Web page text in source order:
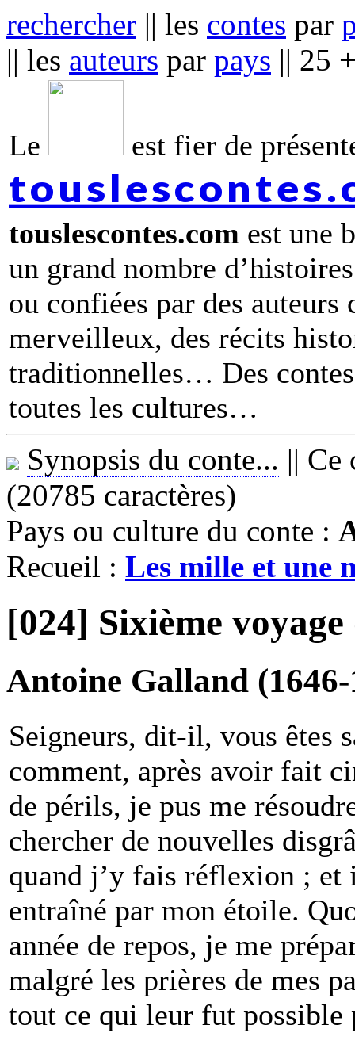
rechercher || les contes par
|| les auteurs par pays || 25
Le est fier de
touslescontes.com est une
un grand nombre
ou confiées par des
merveilleux, des récits
traditionnelles… Des
toutes les cultures
Synopsis du conte... || Ce
(20785 caractères)
Pays ou culture du conte :
Recueil : Les mille et une
[024] Sixième
Antoine Galland (1646-
Seigneurs, dit-il, vous êtes
comment, après avoir fait
de périls, je pus me
chercher de nouvelles
quand j’y fais réflexion ; et
entraîné par mon étoile.
année de repos, je me
malgré les prières de mes
tout ce qui leur fut possible